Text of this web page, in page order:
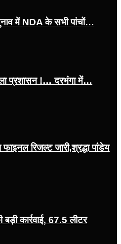
में NDA के सभी पांचों…
प्रशासन !… दरभंगा में…
रिजल्ट जारी,श्रद्धा पांडेय
बड़ी कार्रवाई, 67.5 लीटर